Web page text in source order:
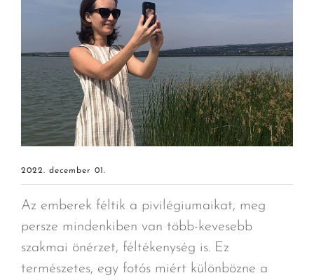
2022. december 01.
Az emberek féltik a pivilégiumaikat, meg
persze mindenkiben van több-kevesebb
szakmai önérzet, féltékenység is. Ez
természetes, egy fotós miért különbözne a